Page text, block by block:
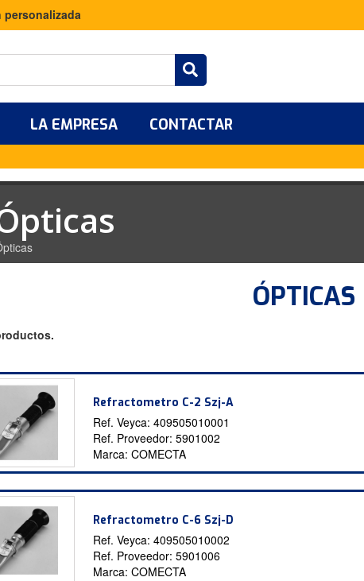
personalizada
LA EMPRESA CONTACTAR
ÓPTICAS
Refractometro C-2 Szj-A
Ref. Veyca:409505010001
Ref. Proveedor:5901002
Marca:COMECTA
Refractometro C-6 Szj-D
Ref. Veyca:409505010002
Ref. Proveedor:5901006
Marca:COMECTA